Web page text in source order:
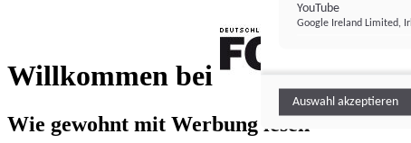
Willkommen bei
FONDS
Wie gewohnt mit Werbung lesen
YouTube
Google Ireland Limited,
Auswahl akzeptieren